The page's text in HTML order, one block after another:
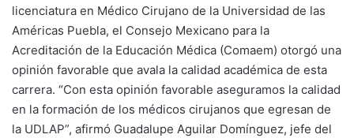
licenciatura en Médico Cirujano de la Universidad de las
Américas Puebla, el Consejo Mexicano para la
Acreditación de la Educación Médica (Comaem) otorgó una
opinión favorable que avala la calidad académica de esta
carrera. “Con esta opinión favorable aseguramos la calidad
en la formación de los médicos cirujanos que egresan de
la UDLAP”, afirmó Guadalupe Aguilar Domínguez, jefe del